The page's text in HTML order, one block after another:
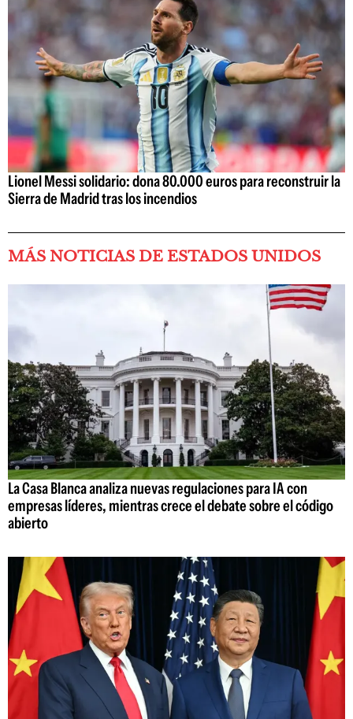
Lionel Messi solidario: dona 80.000 euros para reconstruir la
Sierra de Madrid tras los incendios
MÁS NOTICIAS DE ESTADOS UNIDOS
La Casa Blanca analiza nuevas regulaciones para IA con
empresas líderes, mientras crece el debate sobre el código
abierto